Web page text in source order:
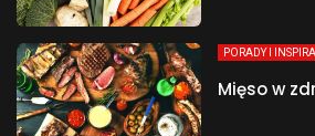
PORADY I
Mięso w